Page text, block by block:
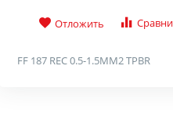
Отложить
FF 187 REC 0.5-1.5MM2 TPBR